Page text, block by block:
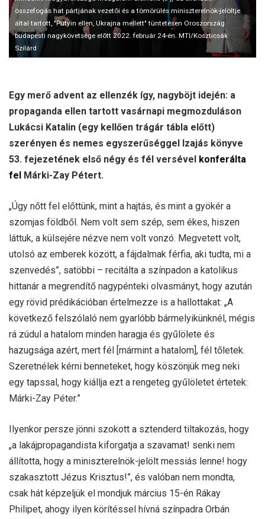
összefogás hat pártjának vezetõi és a tömörülés miniszterelnök-jelöltje
által tartott, "Putyin ellen, Ukrajna mellett" tüntetésen Oroszország
budapesti nagykövetsége elõtt 2022. február 24-én. MTI/Koszticsák
Szilárd
Egy merő advent az ellenzék így, nagyböjt idején: a
propaganda ellen tartott vasárnapi megmozduláson
Lukácsi Katalin (egy kellően trágár tábla előtt)
szerényen és nemes egyszerűséggel Izajás könyve
53. fejezetének első négy és fél versével
konferálta
fel
Márki-Zay Pétert.
„Úgy nőtt fel előttünk, mint a hajtás, és mint a gyökér a
szomjas földből. Nem volt sem szép, sem ékes, hiszen
láttuk, a külsejére nézve nem volt vonzó. Megvetett volt,
utolsó az emberek között, a fájdalmak férfia, aki tudta, mi a
szenvedés”, satöbbi – recitálta a színpadon a katolikus
hittanár a megrendítő nagypénteki olvasmányt, hogy azután
egy rövid prédikációban értelmezze is a hallottakat: „A
következő felszólaló nem gyarlóbb bármelyikünknél, mégis
rá zúdul a hatalom minden haragja és gyűlölete és
hazugsága azért, mert fél [mármint a hatalom], fél tőletek.
Szeretnélek kérni benneteket, hogy köszönjük meg neki
egy tapssal, hogy kiállja ezt a rengeteg gyűlöletet értetek:
Márki-Zay Péter.”
Ilyenkor persze jönni szokott a sztenderd tiltakozás, hogy
„a lakájpropagandista kiforgatja a szavamat! senki nem
állította, hogy a miniszterelnök-jelölt messiás lenne! hogy
szakasztott Jézus Krisztus!”, és valóban nem mondta,
csak hát képzeljük el mondjuk március 15-én Rákay
Philipet, ahogy ilyen körítéssel hívná színpadra Orbán